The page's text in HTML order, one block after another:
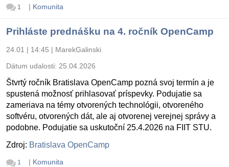
1 | Komunita
Prihláste prednášku na 4. ročník OpenCamp
24.01 | 14:45 | MarekGalinski
Dátum udalosti: 25.04.2026
Štvrtý ročník Bratislava OpenCamp pozná svoj termín a je
spustená možnosť prihlasovať príspevky. Podujatie sa
zameriava na témy otvorených technológii, otvoreného
softvéru, otvorených dát, ale aj otvorenej verejnej správy a
podobne. Podujatie sa uskutoční 25.4.2026 na FIIT STU.
Zdroj: Bratislava OpenCamp
1 | Komunita